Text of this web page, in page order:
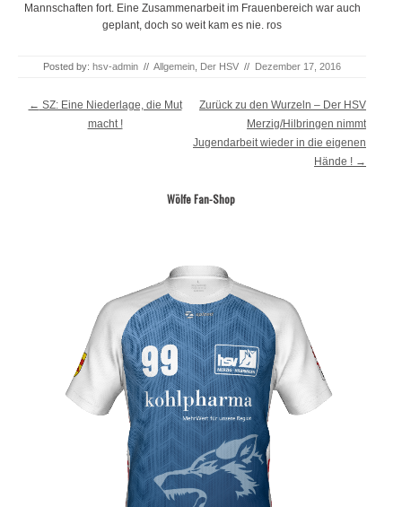
Mannschaften fort. Eine Zusammenarbeit im Frauenbereich war auch
geplant, doch so weit kam es nie. ros
Posted by: hsv-admin // Allgemein Der HSV // Dezember 17, 2016
Post navigation
← SZ: Eine Niederlage, die Mut
macht !
Zurück zu den Wurzeln – Der HSV
Merzig/Hilbringen nimmt
Jugendarbeit wieder in die eigenen
Hände ! →
Wölfe Fan-Shop